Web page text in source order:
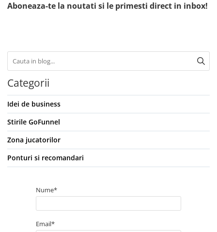
Aboneaza-te la noutati si le primesti direct in inbox!
Categorii
Idei de business
Stirile GoFunnel
Zona jucatorilor
Ponturi si recomandari
Nume*
Email*